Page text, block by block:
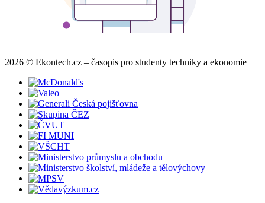
2026 © Ekontech.cz – časopis pro studenty techniky a ekonomie